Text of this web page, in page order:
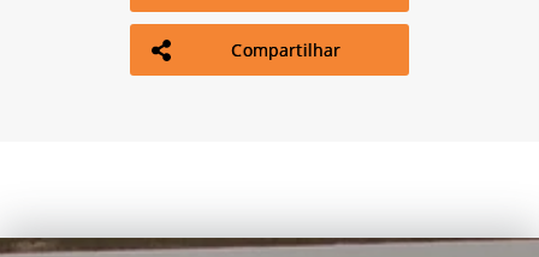
Compartilhar